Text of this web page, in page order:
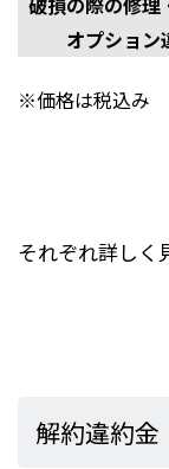
オプション
※価格は税込み
それぞれ詳しく
解約違約金